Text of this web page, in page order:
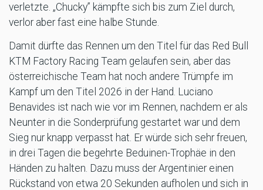
verletzte. „Chucky” kämpfte sich bis zum Ziel durch,
verlor aber fast eine halbe Stunde.
Damit dürfte das Rennen um den Titel für das Red Bull
KTM Factory Racing Team gelaufen sein, aber das
österreichische Team hat noch andere Trümpfe im
Kampf um den Titel 2026 in der Hand. Luciano
Benavides ist nach wie vor im Rennen, nachdem er als
Neunter in die Sonderprüfung gestartet war und dem
Sieg nur knapp verpasst hat. Er würde sich sehr freuen,
in drei Tagen die begehrte Beduinen-Trophäe in den
Händen zu halten. Dazu muss der Argentinier einen
Rückstand von etwa 20 Sekunden aufholen und sich in